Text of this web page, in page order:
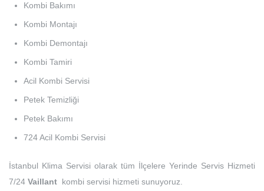
Kombi Bakımı
Kombi Montajı
Kombi Demontajı
Kombi Tamiri
Acil Kombi Servisi
Petek Temizliği
Petek Bakımı
724 Acil Kombi Servisi
İstanbul Klima Servisi olarak tüm İlçelere Yerinde Servis Hizmeti
7/24 Vaillant kombi servisi hizmeti sunuyoruz.